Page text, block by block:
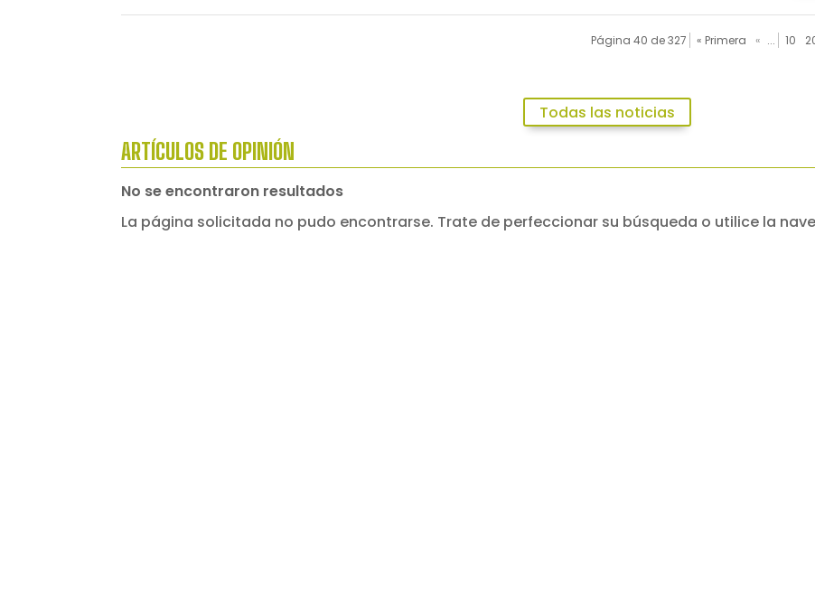
Página 40 de 327 « Primera « ... 10
Todas las noticias
ARTÍCULOS DE OPINIÓN
No se encontraron resultados
La página solicitada no pudo encontrarse. Trate de perfeccionar su búsqueda o utilice la